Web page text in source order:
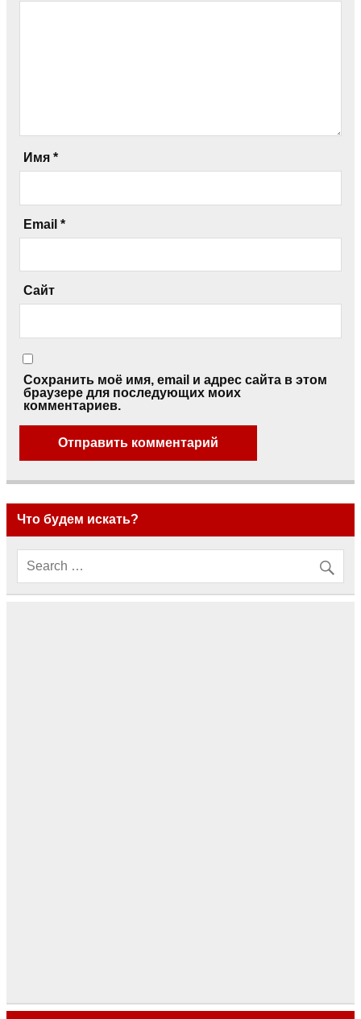
Имя *
Email *
Сайт
Сохранить моё имя, email и адрес сайта в этом
браузере для последующих моих
комментариев.
Что будем искать?